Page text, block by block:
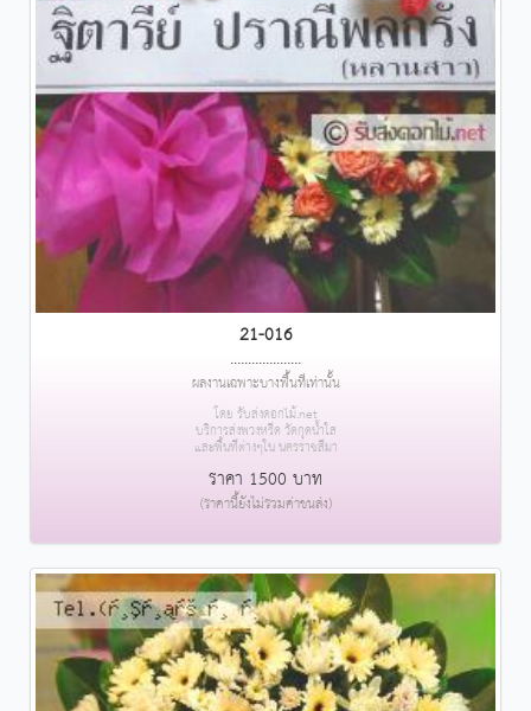
21-016
....................
ผลงานเฉพาะบางพื้นที่เท่านั้น
โดย รับส่งดอกไม้.net
บริการส่งพวงหรีด วัดกุดน้ำใส
และพื้นที่ต่างๆใน นครราชสีมา
ราคา 1500 บาท
(ราคานี้ยังไม่รวมค่าขนส่ง)